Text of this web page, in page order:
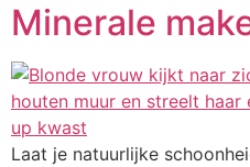
Minerale
Laat je natuurlijke